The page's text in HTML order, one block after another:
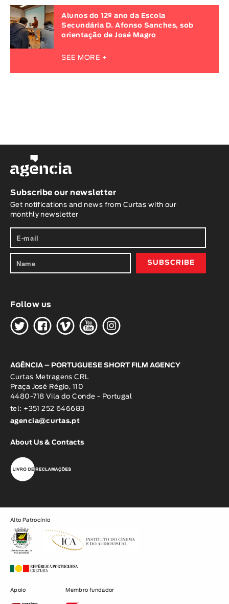
Alunos do 12º ano da Escola
Secundária D. Afonso Sanches, sob
orientação de José Magro
SEE MORE +
Subscribe our newsletter
Get notifications and news from Curtas with our
monthly newsletter
Follow us
HGWOK
AGÊNCIA – PORTUGUESE SHORT FILM AGENCY
Curtas Metragens CRL
Praça José Régio, 110
4480-718 Vila do Conde - Portugal
tel: +351 252 646683
agencia@curtas.pt
About Us & Contacts
Alto Patrocínio
Apoio Membro fundador